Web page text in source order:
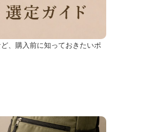
、購入前に知っておきたいポ